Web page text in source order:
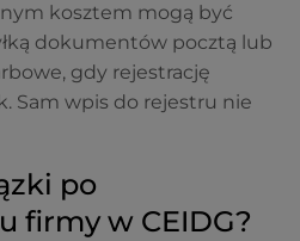
kosztem mogą być
dokumentów pocztą lub
gdy rejestrację
Sam wpis do rejestru nie
po
firmy w CEIDG?